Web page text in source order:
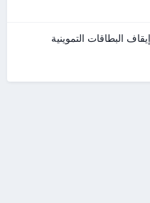
البطاقات التموينية